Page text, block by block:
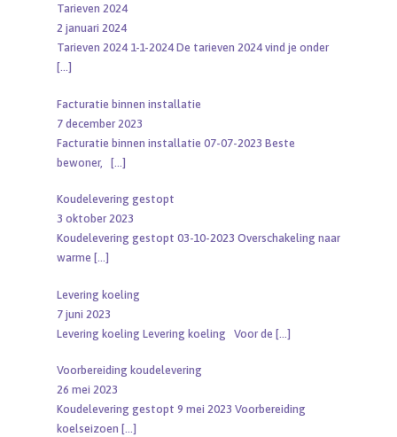
Tarieven 2024
2 januari 2024
Tarieven 2024 1-1-2024 De tarieven 2024 vind je onder
[…]
Facturatie binnen installatie
7 december 2023
Facturatie binnen installatie 07-07-2023 Beste
bewoner, […]
Koudelevering gestopt
3 oktober 2023
Koudelevering gestopt 03-10-2023 Overschakeling naar
warme […]
Levering koeling
7 juni 2023
Levering koeling Levering koeling Voor de […]
Voorbereiding koudelevering
26 mei 2023
Koudelevering gestopt 9 mei 2023 Voorbereiding
koelseizoen […]